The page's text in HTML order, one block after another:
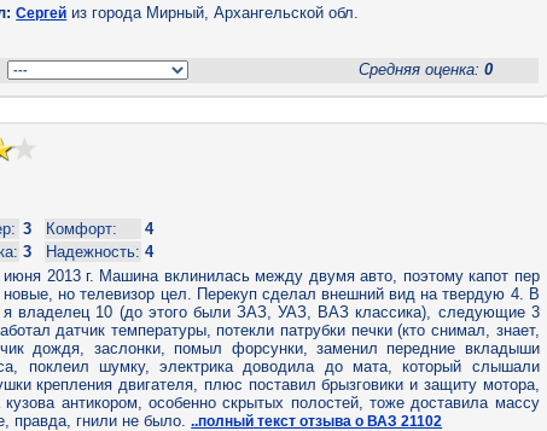
Сергей из города Мирный, Архангельской обл.
Средняя оценка: 0
3 Комфорт:
4
3 Надежность: 4
июня 2013 г. Машина вклинилась между двумя авто, поэтому капот пер
но телевизор цел. Перекуп сделал внешний вид на твердую 4. В
владелец 10 (до этого были ЗАЗ, УАЗ, ВАЗ классика), следующие 3
датчик температуры, потекли патрубки печки (кто снимал, знает,
дождя, заслонки, помыл форсунки, заменил передние вкладыши
поклеил шумку, электрика доводила до мата, который слышали
крепления двигателя, плюс поставил брызговики и защиту мотора,
кузова антикором, особенно скрытых полостей, тоже доставила массу
правда, гнили не было...полный текст отзыва о ВАЗ 21102